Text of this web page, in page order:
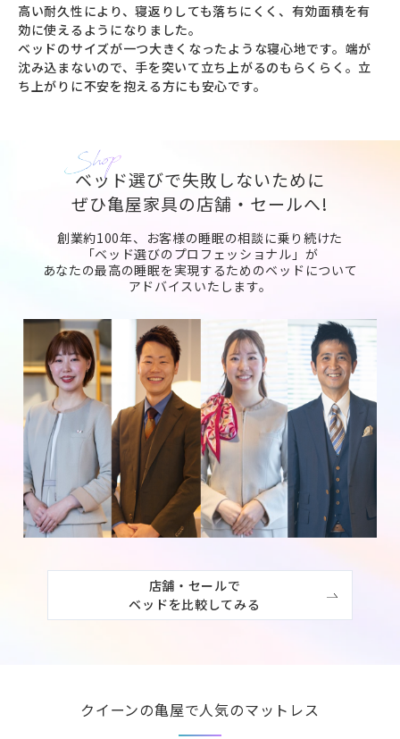
高い耐久性により、寝返りしても落ちにくく、有効面積を有
効に使えるようになりました。
ベッドのサイズが一つ大きくなったような寝心地です。端が
沈み込まないので、手を突いて立ち上がるのもらくらく。立
ち上がりに不安を抱える方にも安心です。
ベッド選びで失敗しないために
ぜひ亀屋家具の店舗・セールへ!
創業約100年、お客様の睡眠の相談に乗り続けた
「ベッド選びのプロフェッショナル」が
あなたの最高の睡眠を実現するためのベッドについて
アドバイスいたします。
店舗・セールで
ベッドを比較してみる
クイーンの亀屋で人気のマットレス